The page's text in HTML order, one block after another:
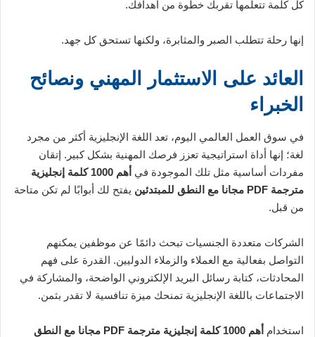
كل كلمة تتعلمها تقربك خطوة من أهدافك.
إنها رحلة تتطلب الصبر والمثابرة، ولكنها تستحق كل جهد.
العائد على الاستثمار المهني ونصائح
الخبراء
في سوق العمل العالمي اليوم، تعد اللغة الإنجليزية أكثر من مجرد
لغة؛ إنها أداة استراتيجية تعزز فرصك المهنية بشكل كبير. إتقان
مفردات أساسية مثل تلك الموجودة في
أهم 1000 كلمة إنجليزية
مترجمة PDF مجانا مع النطق للمبتدئين
يفتح لك أبوابًا لم تكن متاحة
من قبل.
الشركات متعددة الجنسيات تبحث دائمًا عن موظفين يمكنهم
التواصل بفعالية مع العملاء والزملاء الدوليين. القدرة على فهم
المحادثات، كتابة رسائل البريد الإلكتروني الواضحة، والمشاركة في
الاجتماعات باللغة الإنجليزية تمنحك ميزة تنافسية لا تقدر بثمن.
استخدام
أهم 1000 كلمة إنجليزية مترجمة PDF مجانا مع النطق